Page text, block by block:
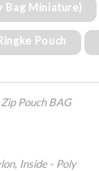
Bag Miniature)
Ringke Pouch
Pouch BAG
Inside - Poly